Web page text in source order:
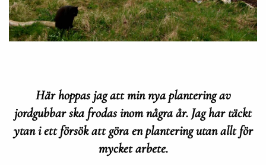
Här hoppas jag att min nya plantering av
jordgubbar ska frodas inom några år. Jag har täckt
ytan i ett försök att göra en plantering utan allt för
mycket arbete.